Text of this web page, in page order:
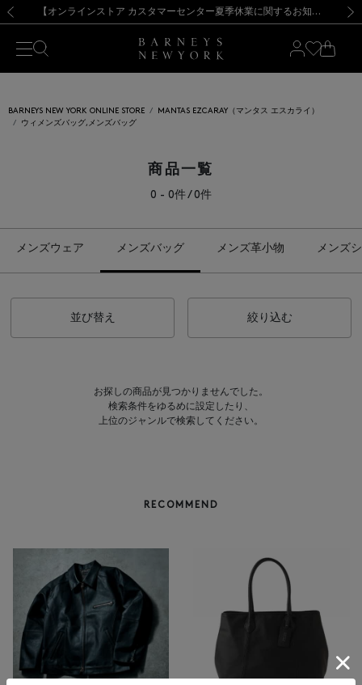
新規登録のお客様も対象！＜MY BARNEYS＞会員のお客様は11,000円（税込）以上のお買上げで常時送料無料！お買い物の際は会員登録を！
【夏季休業に伴う出荷一時停止のお知らせ】(2026.8.7) 【オンラインストア カスタマーセンター夏季休業に関するお知らせ】（2026.8.7）
【夏季休業に伴う返品・交換承り一時停止のお知らせ】（2026.8.5）
熊本県を中心とした地震の影響によるお荷物のお届けについて
【開催中】SUMMER SALEのご案内・ご注意事項 新規登録のお客様も対象！＜MY BARNEYS＞会員のお客様は11,000円（税込）以上のお買上げで常時送料無料！お買い物の際は会員登録を！
【夏季休業に伴う出荷一時停止のお知らせ】(2026.8.7)
BARNEYS NEW YORK ONLINE STORE
MANTAS EZCARAY（マンタス エスカライ）
ウィメンズバッグ,メンズバッグ
商品一覧
0 - 0件 / 0件
メンズウェア メンズバッグ メンズ革小物 メンズ
並び替え 絞り込む
お探しの商品が見つかりませんでした。
検索条件をゆるめに設定したり、
上位のジャンルで検索してください。
RECOMMEND